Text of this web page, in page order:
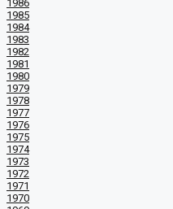
1986
1985
1984
1983
1982
1981
1980
1979
1978
1977
1976
1975
1974
1973
1972
1971
1970